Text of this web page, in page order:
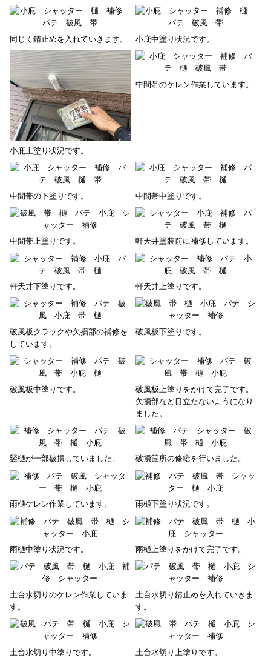
同じく錆止めを入れていきます。 小庇中塗り状況です。
小庇上塗り状況です。
中間帯のケレン作業しています。
中間帯の下塗りです。 中間帯中塗りです。
中間帯上塗りです。 軒天井塗装前に補修しています。
軒天井下塗りです。 軒天井上塗りです。
破風板クラックや欠損部の補修を
しています。
破風板下塗りです。
破風板中塗りです。
破風板上塗りをかけて完了です。
欠損部など目立たないようになり
ました。
竪樋が一部破損していました。 破損箇所の修繕を行いました。
雨樋ケレン作業しています。 雨樋下塗り状況です。
雨樋中塗り状況です。 雨樋上塗りをかけて完了です。
土台水切りのケレン作業していま
す。
土台水切り錆止めを入れていきま
す。
土台水切り中塗りです。 土台水切り上塗りです。